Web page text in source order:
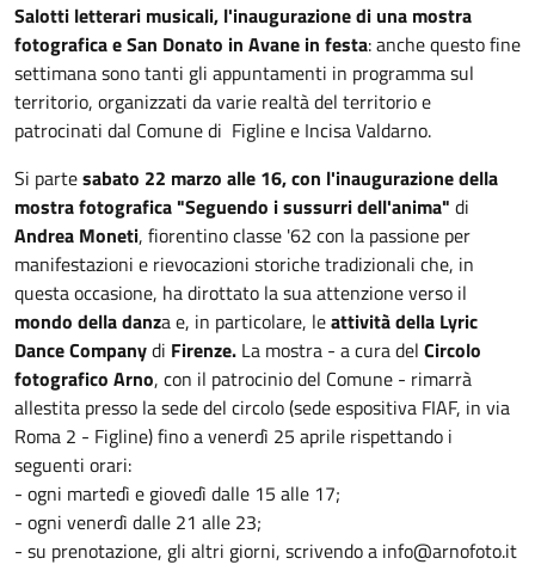
Salotti letterari musicali, l'inaugurazione di una mostra
fotografica e San Donato in Avane in festa: anche questo fine
settimana sono tanti gli appuntamenti in programma sul
territorio, organizzati da varie realtà del territorio e
patrocinati dal Comune di Figline e Incisa Valdarno.
Si partesabato 22 marzo alle 16, con l'inaugurazione della
mostra fotografica"Seguendo i sussurri dell'anima" di
Andrea Moneti, fiorentino classe '62 con la passione per
manifestazioni e rievocazioni storiche tradizionali che, in
questa occasione, ha dirottato la sua attenzione verso il
mondo della danza e, in particolare, leattività della Lyric
Dance Companydi Firenze. La mostra - a cura del Circolo
fotografico Arno, con il patrocinio del Comune - rimarrà
allestita presso la sede del circolo (sede espositiva FIAF, in via
Roma 2 - Figline) fino a venerdì 25 aprile rispettando i
seguenti orari:
- ogni martedì e giovedì dalle 15 alle 17;
- ogni venerdì dalle 21 alle 23;
- su prenotazione, gli altri giorni, scrivendo a info@arnofoto.it